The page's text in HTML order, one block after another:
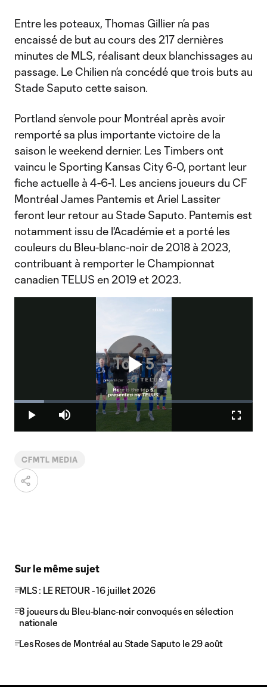
Entre les poteaux, Thomas Gillier n’a pas
encaissé de but au cours des 217 dernières
minutes de MLS, réalisant deux blanchissages au
passage. Le Chilien n’a concédé que trois buts au
Stade Saputo cette saison.
Portland s’envole pour Montréal après avoir
remporté sa plus importante victoire de la
saison le weekend dernier. Les Timbers ont
vaincu le Sporting Kansas City 6-0, portant leur
fiche actuelle à 4-6-1. Les anciens joueurs du CF
Montréal James Pantemis et Ariel Lassiter
feront leur retour au Stade Saputo. Pantemis est
notamment issu de l'Académie et a porté les
couleurs du Bleu-blanc-noir de 2018 à 2023,
contribuant à remporter le Championnat
canadien TELUS en 2019 et 2023.
Play
Play Mute
Loaded:
12.49%
CFMTL MEDIA
Sur le même sujet
MLS : LE RETOUR - 16 juillet 2026
8 joueurs du Bleu-blanc-noir convoqués en sélection
nationale
Les Roses de Montréal au Stade Saputo le 29 août